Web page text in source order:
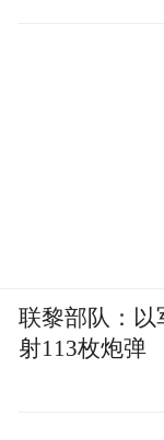
联黎部队：以
射113枚炮弹